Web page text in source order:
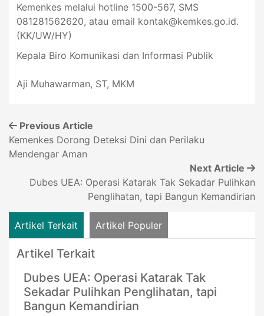
Kemenkes melalui hotline 1500-567, SMS
081281562620, atau email kontak@kemkes.go.id.
(KK/UW/HY)
Kepala Biro Komunikasi dan Informasi Publik
Aji Muhawarman, ST, MKM
Previous Article
Kemenkes Dorong Deteksi Dini dan Perilaku
Mendengar Aman
Next Article
Dubes UEA: Operasi Katarak Tak Sekadar Pulihkan
Penglihatan, tapi Bangun Kemandirian
Artikel Terkait Artikel Populer
Artikel Terkait
Dubes UEA: Operasi Katarak Tak
Sekadar Pulihkan Penglihatan, tapi
Bangun Kemandirian